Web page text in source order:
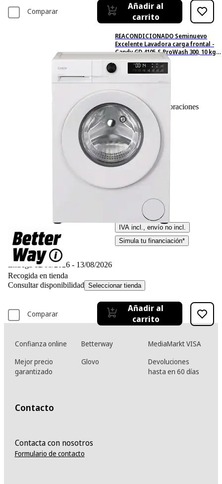
Comparar
Añadir al
carrito
REACONDICIONADO Seminuevo
Excelente Lavadora carga frontal -
Candy GD 4105-S ProWash 300, 10 kg,
1400 rpm, 16 programas, Blanco
5Basado en 5 valoraciones
399,00€
IVA incl., envío no incl.
Simula tu financiación*
Disponible online
Entrega 12/08/2026 - 13/08/2026
Recogida en tienda
Consultar disponibilidad Seleccionar tienda
Comparar
Añadir al
carrito
Confianza online Betterway
MediaMarkt VISA
Mejor precio
garantizado
Glovo
Devoluciones
hasta en 60 días
Contacto
Contacta con nosotros
Formulario de contacto